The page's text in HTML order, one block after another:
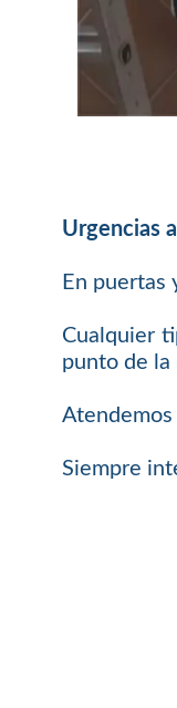
Urgencias
En puertas
Cualquier
punto de la
Siempre